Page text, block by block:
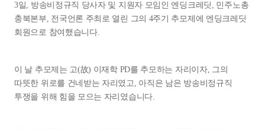
3일, 방송비정규직 당사자 및 지원자 모임인 엔딩크레딧, 민주노총
충북본부, 전국언론 주최로 열린 그의 4주기 추모제에 엔딩크레딧
회원으로 참여했습니다.
이 날 추모제는 고(故) 이재학 PD를 추모하는 자리이자, 그의
따뜻한 위로를 건네받는 자리였고, 아직은 남은 방송비정규직
투쟁을 위해 힘을 모으는 자리였습니다.